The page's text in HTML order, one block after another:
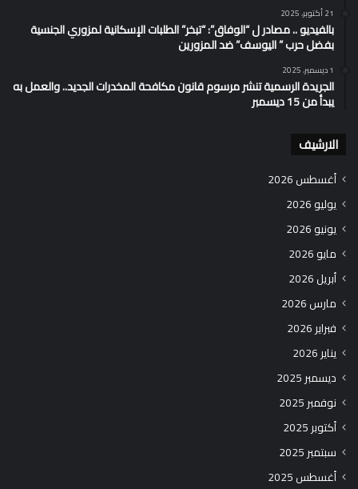
21 أكتوبر، 2025
بالفيديو .. مصادر ل “الوفاق”: “تبخر” الطلبات الإسكانية لمزوري الجنسية
بفضل حرب ” اليوسف” ضد المزورين
1 ديسمبر، 2025
الجريدة الرسمية تنشر مرسوم قانون مكافحة المخدرات الجديد.. والعمل به
يبدأ من 15 ديسمبر
الارشيف
أغسطس 2026
يوليو 2026
يونيو 2026
مايو 2026
أبريل 2026
مارس 2026
فبراير 2026
يناير 2026
ديسمبر 2025
نوفمبر 2025
أكتوبر 2025
سبتمبر 2025
أغسطس 2025